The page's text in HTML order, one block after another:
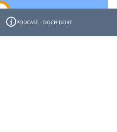
PODCAST - DOCH DORT